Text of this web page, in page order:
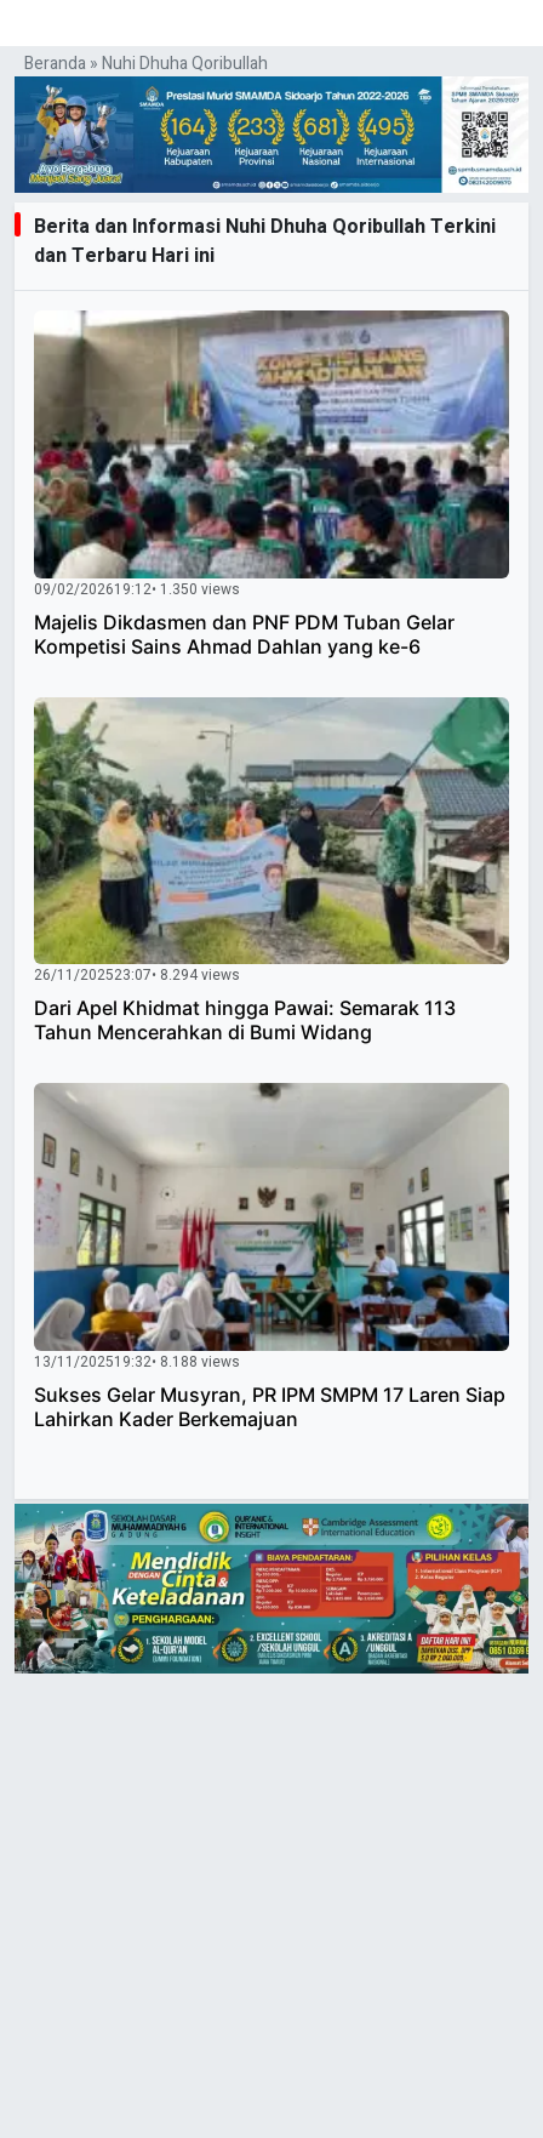
Beranda»Nuhi Dhuha Qoribullah
Berita dan Informasi Nuhi Dhuha Qoribullah Terkini
dan Terbaru Hari ini
09/02/202619:12• 1.350 views
Majelis Dikdasmen dan PNF PDM Tuban Gelar
Kompetisi Sains Ahmad Dahlan yang ke-6
26/11/202523:07• 8.294 views
Dari Apel Khidmat hingga Pawai: Semarak 113
Tahun Mencerahkan di Bumi Widang
13/11/202519:32• 8.188 views
Sukses Gelar Musyran, PR IPM SMPM 17 Laren Siap
Lahirkan Kader Berkemajuan